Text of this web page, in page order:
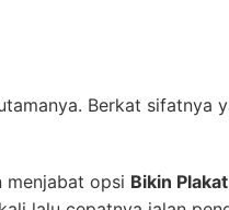
Berkat sifatnya
menjabat opsi Bikin Plakat